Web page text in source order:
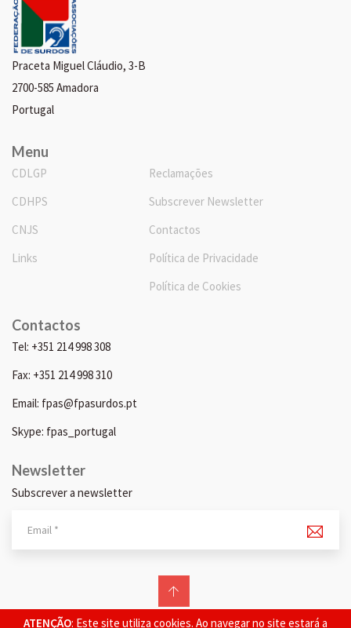
ATENÇÃO: Este site utiliza cookies. Ao navegar no site estará a
Praceta Miguel Cláudio, 3-B
2700-585 Amadora
Portugal
Menu
CDLGP
CDHPS
CNJS
Links
Reclamações
Subscrever Newsletter
Contactos
Política de Privacidade
Política de Cookies
Contactos
Tel: +351 214 998 308
Fax: +351 214 998 310
Email: fpas@fpasurdos.pt
Skype: fpas_portugal
Newsletter
Subscrever a newsletter
© 2026 FPAS. Todos os direitos reservados.